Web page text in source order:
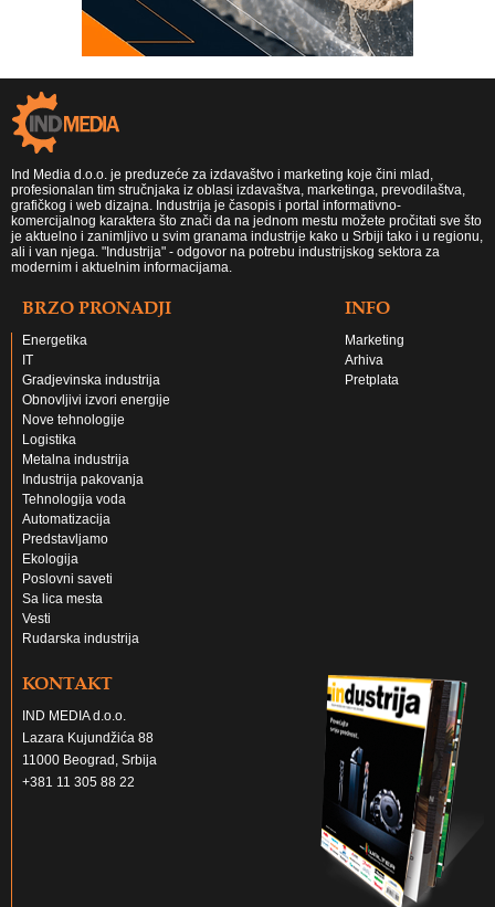
Ind Media d.o.o. je preduzeće za izdavaštvo i marketing koje čini mlad,
profesionalan tim stručnjaka iz oblasi izdavaštva, marketinga, prevodilaštva,
grafičkog i web dizajna. Industrija je časopis i portal informativno-
komercijalnog karaktera što znači da na jednom mestu možete pročitati sve što
je aktuelno i zanimljivo u svim granama industrije kako u Srbiji tako i u regionu,
ali i van njega. "Industrija" - odgovor na potrebu industrijskog sektora za
modernim i aktuelnim informacijama.
BRZO PRONADJI
Energetika
IT
Gradjevinska industrija
Obnovljivi izvori energije
Nove tehnologije
Logistika
Metalna industrija
Industrija pakovanja
Tehnologija voda
Automatizacija
Predstavljamo
Ekologija
Poslovni saveti
Sa lica mesta
Vesti
Rudarska industrija
INFO
Marketing
Arhiva
Pretplata
KONTAKT
IND MEDIA d.o.o.
Lazara Kujundžića 88
11000 Beograd, Srbija
+381 11 305 88 22